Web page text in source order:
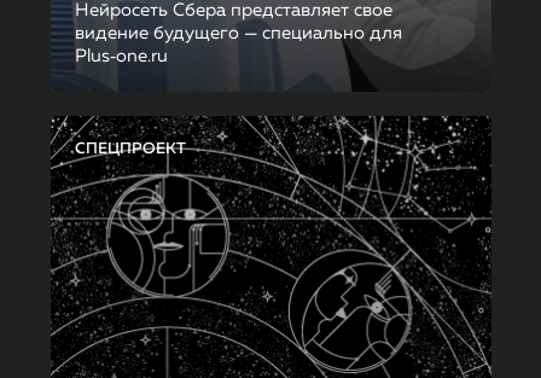
Нейросеть Сбера представляет свое
видение будущего — специально для
Plus‑one.ru
СПЕЦПРОЕКТ